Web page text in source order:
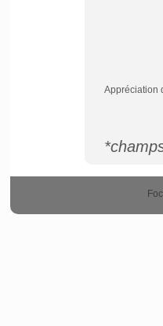
Appréciation